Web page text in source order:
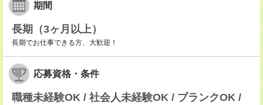
期間
長期（3ヶ月以上）
長期でお仕事できる方、大歓迎！
応募資格・条件
職種未経験OK / 社会人未経験OK / ブランクOK /